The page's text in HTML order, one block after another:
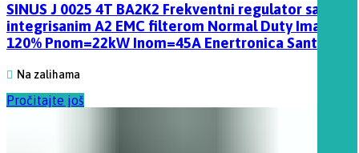
SINUS J 0025 4T BA2K2 Frekventni regulator sa
integrisanim A2 EMC filterom Normal Duty Imax
120% Pnom=22kW Inom=45A Enertronica Santerno
Na zalihama
Pročitajte još